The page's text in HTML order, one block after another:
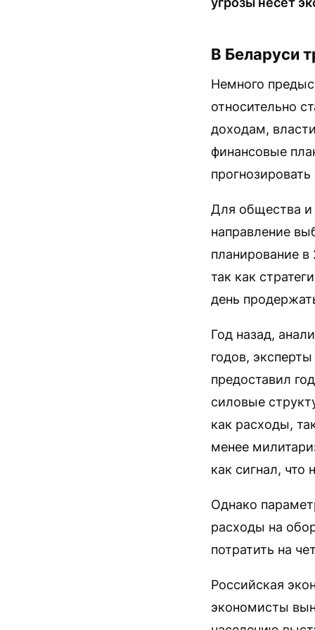
В Беларуси
Немного
относительно
доходам,
финансовые
Для общества и
направление
планирование
так как
день
Год назад,
годов,
предоставил
силовые
как расходы,
менее
как сигнал, что
Однако
расходы на
потратить на
Российская
экономисты